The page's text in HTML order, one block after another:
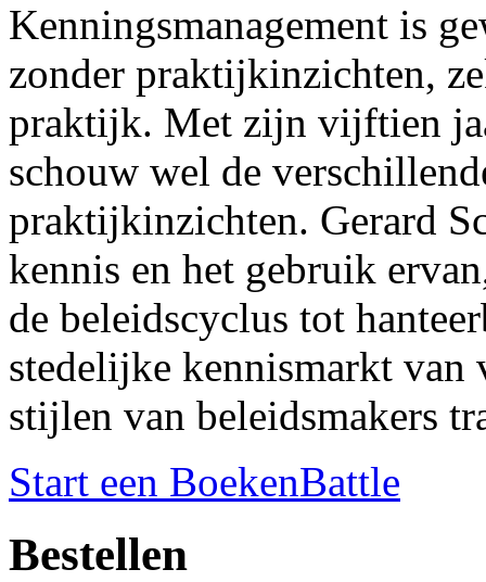
Kenningsmanagement is
zonder praktijkinzichten,
praktijk. Met zijn vijftien
schouw wel de
praktijkinzichten. Gerard
kennis en het gebruik
de beleidscyclus tot
stedelijke kennismarkt van
stijlen van beleidsmakers
Start een BoekenBattle
Bestellen